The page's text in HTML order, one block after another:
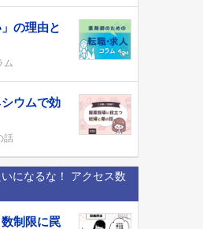
の理由と
ム
ウムで効
話
になるな！ アクセス数
制限に罠